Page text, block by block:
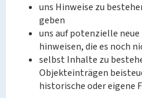
uns Hinweise zu
geben
uns auf potenzielle
hinweisen, die es noch
selbst Inhalte zu
Objekteinträgen
historische oder eigene